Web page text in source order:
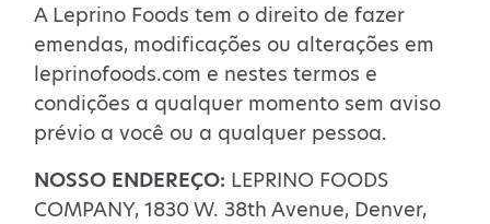
A Leprino Foods tem o direito de fazer
emendas, modificações ou alterações em
leprinofoods.com e nestes termos e
condições a qualquer momento sem aviso
prévio a você ou a qualquer pessoa.
NOSSO ENDEREÇO: LEPRINO FOODS
COMPANY, 1830 W. 38th Avenue, Denver,